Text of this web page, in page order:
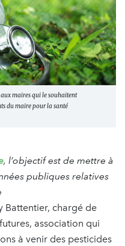
maires qui le souhaitent
du maire pour la santé
, l’objectif est de mettre à
publiques relatives
Battentier, chargé de
association qui
à venir des pesticides